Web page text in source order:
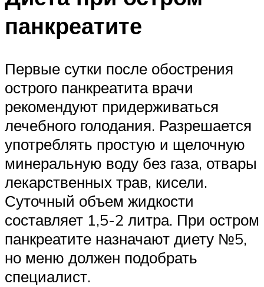
панкреатите
Первые сутки после обострения
острого панкреатита врачи
рекомендуют придерживаться
лечебного голодания. Разрешается
употреблять простую и щелочную
минеральную воду без газа, отвары
лекарственных трав, кисели.
Суточный объем жидкости
составляет 1,5-2 литра. При остром
панкреатите назначают диету №5,
но меню должен подобрать
специалист.